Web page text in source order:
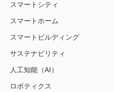
スマートシティ
スマートホーム
スマートビルディング
サステナビリティ
人工知能（AI）
ロボティクス